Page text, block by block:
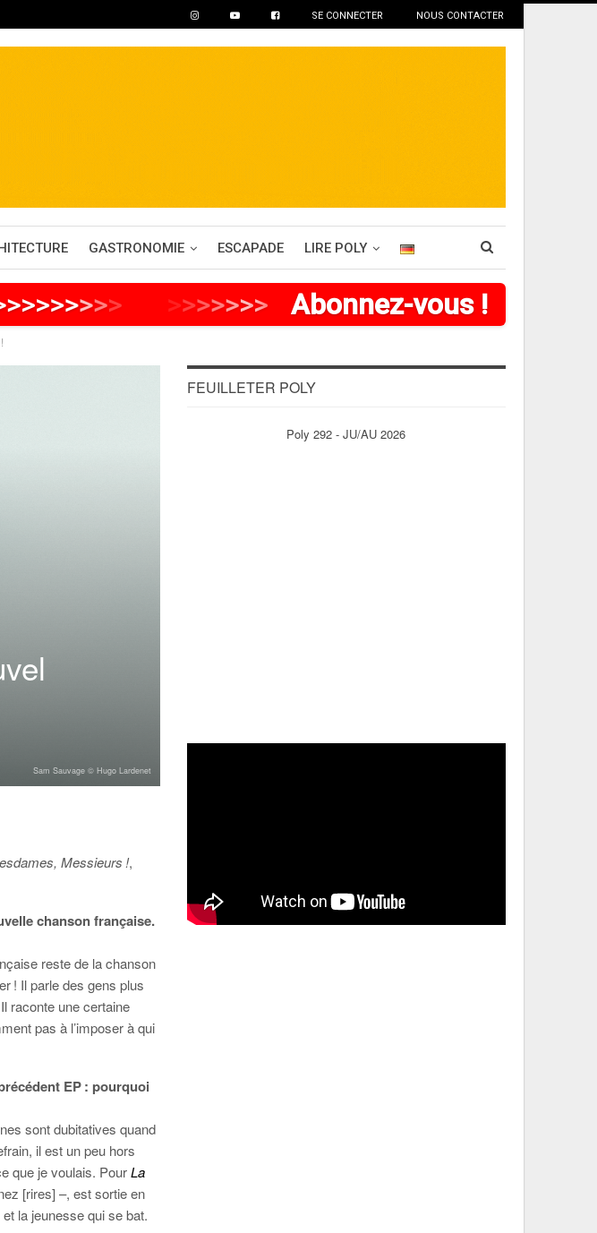
SE CONNECTER NOUS CONTACTER
GASTRONOMIE ESCAPADE LIRE POLY
>>>>>>>>> >>>>>> Abonnez-vous !
Sam Sauvage © Hugo Lardenet
Messieurs !,
chanson française.
reste de la chanson
! Il parle des gens plus
raconte une certaine
pas à l’imposer à qui
EP : pourquoi
sont dubitatives quand
il est un peu hors
que je voulais. PourLa
[rires] –, est sortie en
la jeunesse qui se bat.
FEUILLETER POLY
Poly 292 - JU/AU 2026